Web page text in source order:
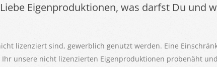
Eigenproduktionen, was darfst Du und
lizenziert sind, gewerblich genutzt werden. Eine
unsere nicht lizenzierten Eigenproduktionen probenäht und